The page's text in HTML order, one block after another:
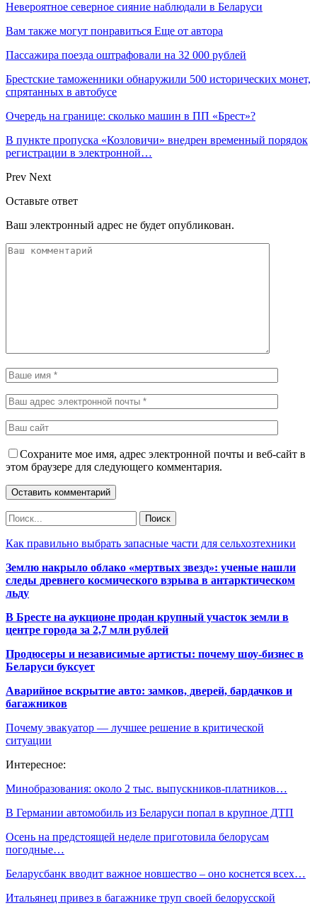
Невероятное северное сияние наблюдали в Беларуси
Вам также могут понравиться Еще от автора
Пассажира поезда оштрафовали на 32 000 рублей
Брестские таможенники обнаружили 500 исторических монет,
спрятанных в автобусе
Очередь на границе: сколько машин в ПП «Брест»?
В пункте пропуска «Козловичи» внедрен временный порядок
регистрации в электронной…
Prev Next
Оставьте ответ
Ваш электронный адрес не будет опубликован.
Сохраните мое имя, адрес электронной почты и веб-сайт в
этом браузере для следующего комментария.
Как правильно выбрать запасные части для сельхозтехники
Землю накрыло облако «мертвых звезд»: ученые нашли
следы древнего космического взрыва в антарктическом
льду
В Бресте на аукционе продан крупный участок земли в
центре города за 2,7 млн рублей
Продюсеры и независимые артисты: почему шоу-бизнес в
Беларуси буксует
Аварийное вскрытие авто: замков, дверей, бардачков и
багажников
Почему эвакуатор — лучшее решение в критической
ситуации
Интересное:
Минобразования: около 2 тыс. выпускников-платников…
В Германии автомобиль из Беларуси попал в крупное ДТП
Осень на предстоящей неделе приготовила белорусам
погодные…
Беларусбанк вводит важное новшество – оно коснется всех…
Итальянец привез в багажнике труп своей белорусской